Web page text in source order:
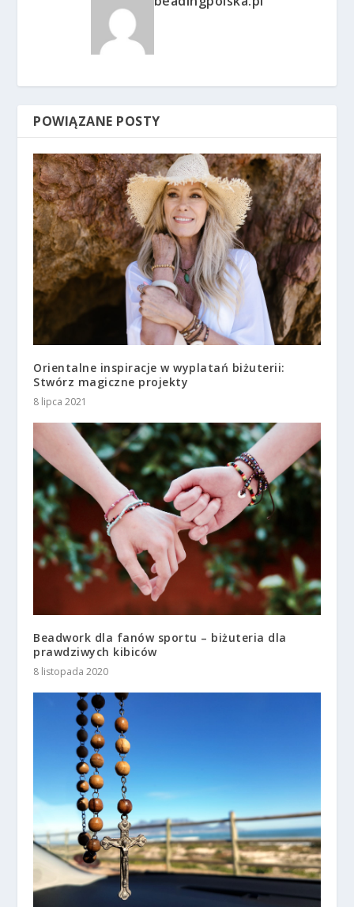
POWIĄZANE POSTY
Orientalne inspiracje w wyplatań biżuterii:
Stwórz magiczne projekty
8 lipca 2021
Beadwork dla fanów sportu – biżuteria dla
prawdziwych kibiców
8 listopada 2020